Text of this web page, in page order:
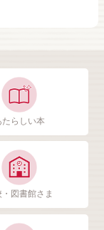
たらしい本
図書館さま